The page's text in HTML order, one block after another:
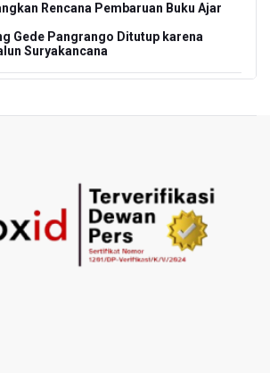
Rencana Pembaruan Buku Ajar
Gede Pangrango Ditutup karena
Suryakancana
Cadangan Devisa Akhir Juli
Dolar AS
Pasien BPJS Kesehatan Viral
Pucuk Senjata, Yayasan Sekolah: Tak